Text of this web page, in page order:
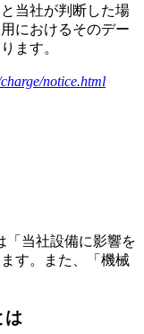
と当社が判断した場
におけるそのデー
ます。
notice.html
「当社設備に影響を
す。また、
「機械
は